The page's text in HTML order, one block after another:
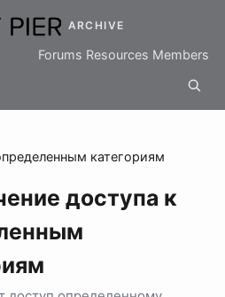
ARCHIVE
Forums Resources Members
категориям
доступа к